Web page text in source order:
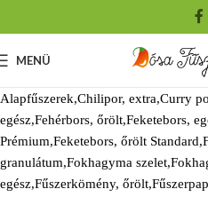
MENÜ
Alapfűszerek,Chilipor, extra,Curry
egész,Fehérbors, őrölt,Feketebors,
Prémium,Feketebors, őrölt
granulátum,Fokhagyma
egész,Fűszerkömény,